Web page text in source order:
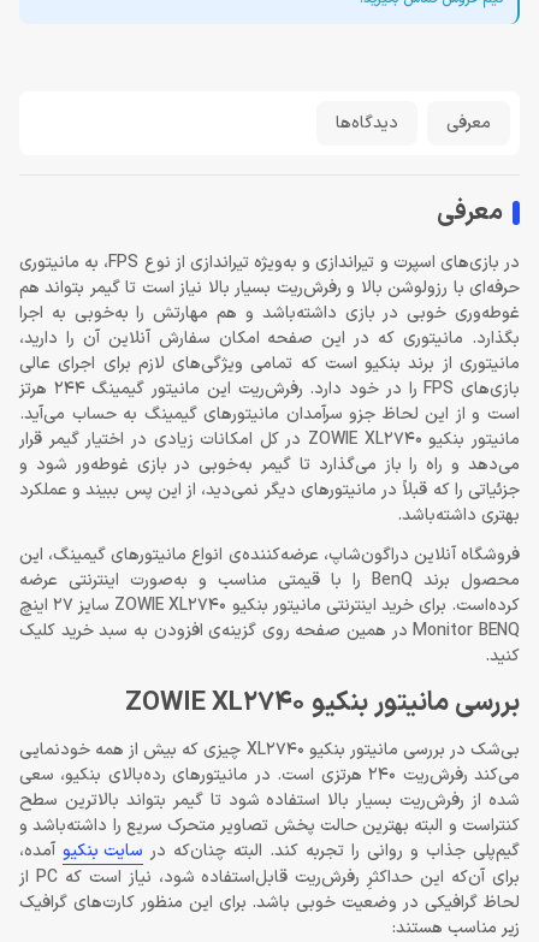
معرفی دیدگاه‌ها
معرفی
در بازی‌های اسپرت و تیراندازی و به‌ویژه تیراندازی از نوع FPS، به مانیتوری
حرفه‌ای با رزولوشن بالا و رفرش‌ریت بسیار بالا نیاز است تا گیمر بتواند هم
غوطه‌وری خوبی در بازی داشته‌باشد و هم مهارتش را به‌خوبی به اجرا
بگذارد. مانیتوری که در این صفحه امکان سفارش آنلاین آن را دارید،
مانیتوری از برند بنکیو است که تمامی ویژگی‌های لازم برای اجرای عالی
بازی‌های FPS را در خود دارد. رفرش‌ریت این مانیتور گیمینگ 244 هرتز
است و از این لحاظ جزو سرآمدان مانیتورهای گیمینگ به حساب می‌آید.
مانیتور بنکیو ZOWIE XL2740 در کل امکانات زیادی در اختیار گیمر قرار
می‌دهد و راه را باز می‌گذارد تا گیمر به‌خوبی در بازی غوطه‌ور شود و
جزئیاتی را که قبلاً در مانیتورهای دیگر نمی‌دید، از این پس ببیند و عملکرد
بهتری داشته‌باشد.
فروشگاه آنلاین دراگون‌شاپ، عرضه‌کننده‌ی انواع مانیتورهای گیمینگ، این
محصول برند BenQ را با قیمتی مناسب و به‌صورت اینترنتی عرضه
کرده‌است. برای خرید اینترنتی مانیتور بنکیو ZOWIE XL2740 سایز 27 اینچ
Monitor BENQ در همین صفحه روی گزینه‌ی افزودن به سبد خرید کلیک
کنید.
بررسی مانیتور بنکیو ZOWIE XL2740
بی‌شک در بررسی مانیتور بنکیو XL2740 چیزی که بیش از همه خودنمایی
می‌کند رفرش‌ریت 240 هرتزی است. در مانیتورهای رده‌بالای بنکیو، سعی
شده از رفرش‌ریت بسیار بالا استفاده شود تا گیمر بتواند بالاترین سطح
کنتراست و البته بهترین حالت پخش تصاویر متحرک سریع را داشته‌باشد و
گیم‌پلی جذاب و روانی را تجربه کند. البته چنان‌که در سایت بنکیو آمده،
برای آن‌که این حداکثرِ رفرش‌ریت قابل‌استفاده شود، نیاز است که PC از
لحاظ گرافیکی در وضعیت خوبی باشد. برای این منظور کارت‌های گرافیک
زیر مناسب هستند: